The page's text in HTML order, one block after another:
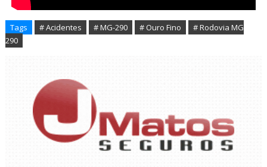
Tags # Acidentes # MG-290 # Ouro Fino
# Rodovia MG
290